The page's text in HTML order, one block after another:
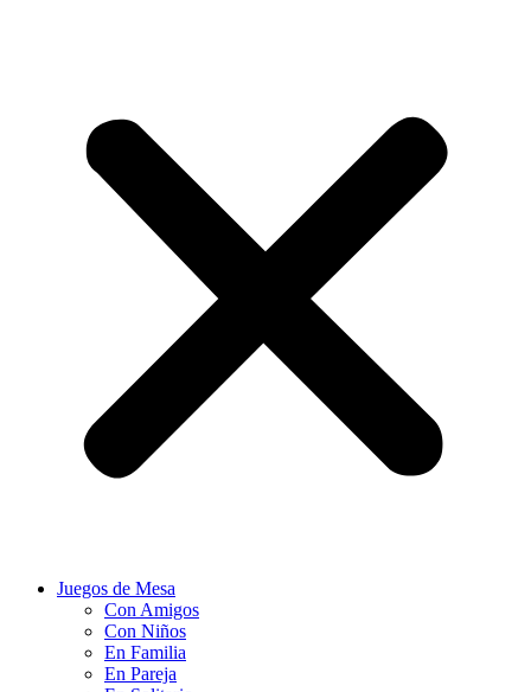
Juegos de Mesa
Con Amigos
Con Niños
En Familia
En Pareja